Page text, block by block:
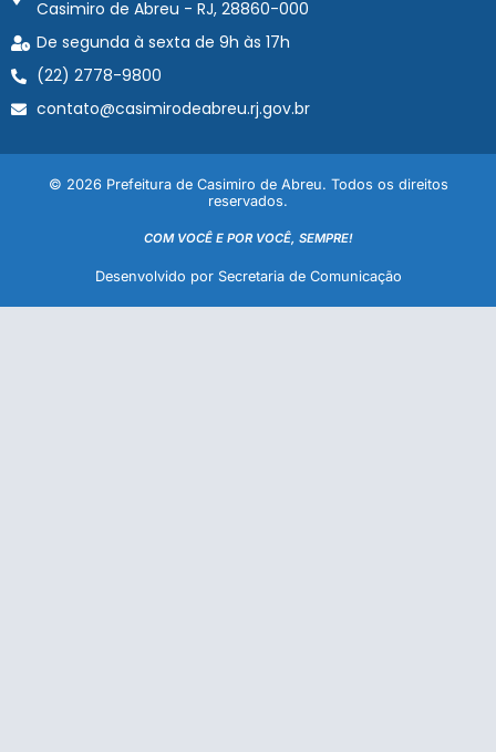
Casimiro de Abreu - RJ, 28860-000
De segunda à sexta de 9h às 17h
(22) 2778-9800
contato@casimirodeabreu.rj.gov.br
© 2026 Prefeitura de Casimiro de Abreu. Todos os direitos
reservados.
COM VOCÊ E POR VOCÊ, SEMPRE!
Desenvolvido por Secretaria de Comunicação